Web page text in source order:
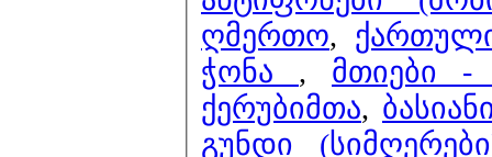
ღმერთო,
ჭონა , მთიები
ქერუბიმთა,
გუნდი